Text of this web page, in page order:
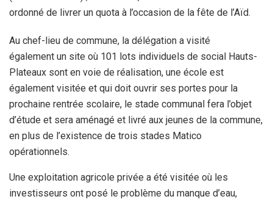
ordonné de livrer un quota à l’occasion de la fête de l’Aïd.
Au chef-lieu de commune, la délégation a visité
également un site où 101 lots individuels de social Hauts-
Plateaux sont en voie de réalisation, une école est
également visitée et qui doit ouvrir ses portes pour la
prochaine rentrée scolaire, le stade communal fera l’objet
d’étude et sera aménagé et livré aux jeunes de la commune,
en plus de l’existence de trois stades Matico
opérationnels.
Une exploitation agricole privée a été visitée où les
investisseurs ont posé le problème du manque d’eau,